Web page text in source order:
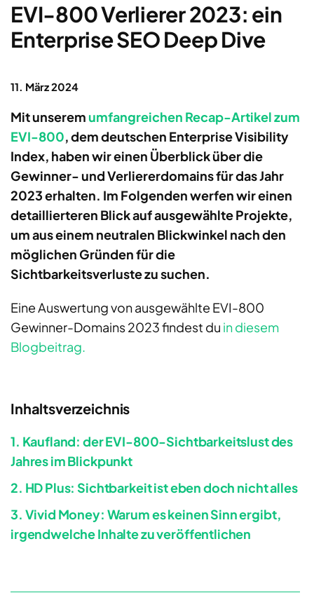
EVI-800 Verlierer 2023: ein
Enterprise SEO Deep Dive
11. März 2024
Mit unserem umfangreichen Recap-Artikel zum
EVI-800, dem deutschen Enterprise Visibility
Index, haben wir einen Überblick über die
Gewinner- und Verliererdomains für das Jahr
2023 erhalten. Im Folgenden werfen wir einen
detaillierteren Blick auf ausgewählte Projekte,
um aus einem neutralen Blickwinkel nach den
möglichen Gründen für die
Sichtbarkeitsverluste zu suchen.
Eine Auswertung von ausgewählte EVI-800
Gewinner-Domains 2023 findest du in diesem
Blogbeitrag.
Inhaltsverzeichnis
1. Kaufland: der EVI-800-Sichtbarkeitslust des
Jahres im Blickpunkt
2. HD Plus: Sichtbarkeit ist eben doch nicht alles
3. Vivid Money: Warum es keinen Sinn ergibt,
irgendwelche Inhalte zu veröffentlichen